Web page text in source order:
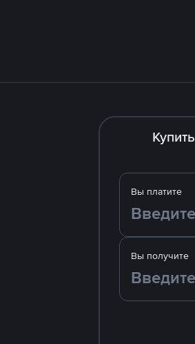
Купить
Вы платите
Вы получите